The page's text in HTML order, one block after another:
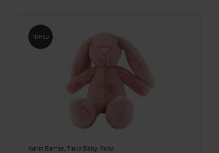
NYHED
Kanin Bamse, Tinka Baby, Rosa